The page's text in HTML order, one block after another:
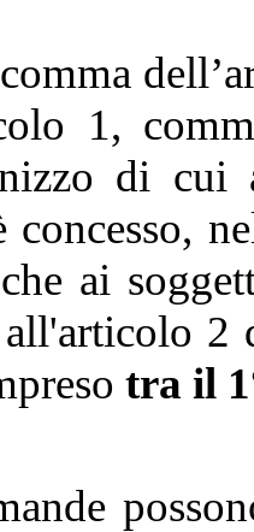
1,
di cui
ai
2
tra il